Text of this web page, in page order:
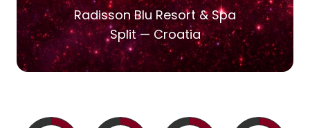
Radisson Blu Resort & Spa
Split — Croatia